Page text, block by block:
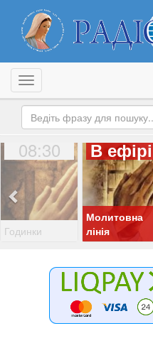
Toggle navigation
08:30
Годинки
В ефірі
Молитовна
лінія